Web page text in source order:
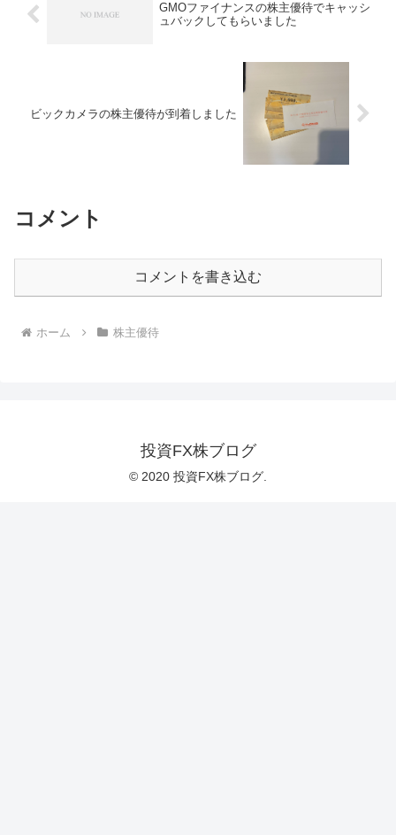
GMOファイナンスの株主優待でキャッシ
ュバックしてもらいました
ビックカメラの株主優待が到着しました
コメント
コメントを書き込む
ホーム 株主優待
投資FX株ブログ
© 2020 投資FX株ブログ.